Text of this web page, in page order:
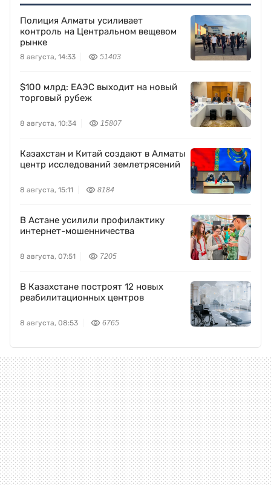
Полиция Алматы усиливает
контроль на Центральном вещевом
рынке
8 августа, 14:33 51403
$100 млрд: ЕАЭС выходит на новый
торговый рубеж
8 августа, 10:34 15807
Казахстан и Китай создают в Алматы
центр исследований землетрясений
8 августа, 15:11 8184
В Астане усилили профилактику
интернет-мошенничества
8 августа, 07:51 7205
В Казахстане построят 12 новых
реабилитационных центров
8 августа, 08:53 6765